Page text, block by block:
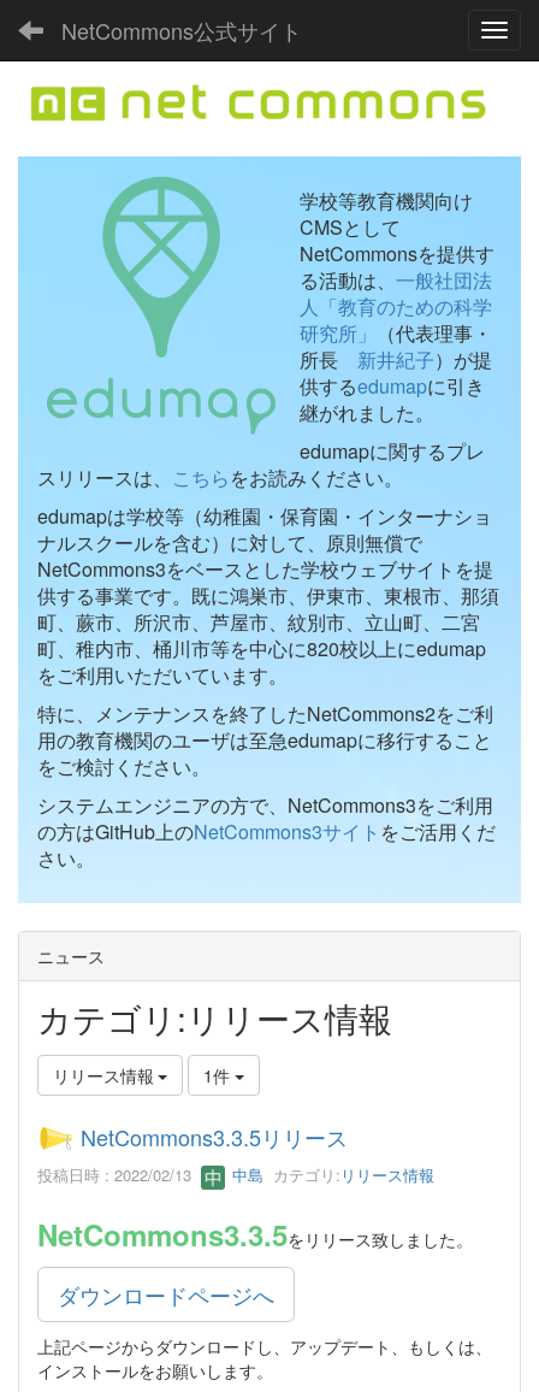
NetCommons公式サイト
学校等教育機関向け
CMSとして
NetCommonsを提供す
る活動は、 一般社団法
人「教育のための科学
研究所」
（代表理事・
所長 新井紀子）が提
供するedumapに引き
継がれました。
edumapに関するプレ
スリリースは、 こちらをお読みください。
edumapは学校等（幼稚園・保育園・インターナショ
ナルスクールを含む）に対して、原則無償で
NetCommons3をベースとした学校ウェブサイトを提
供する事業です。既に鴻巣市、伊東市、東根市、那須
町、蕨市、所沢市、芦屋市、紋別市、立山町、二宮
町、稚内市、桶川市等を中心に820校以上にedumap
をご利用いただいています。
特に、メンテナンスを終了したNetCommons2をご利
用の教育機関のユーザは至急edumapに移行すること
をご検討ください。
システムエンジニアの方で、NetCommons3をご利用
の方はGitHub上のNetCommons3サイト をご活用くだ
さい。
ニュース
カテゴリ:リリース情報
リリース情報 1件
NetCommons3.3.5リリース
投稿日時 : 2022/02/13 中島 カテゴリ: リリース情報
NetCommons3.3.5をリリース致しました。
ダウンロードページへ
上記ページからダウンロードし、アップデート、もしくは、
インストールをお願いします。